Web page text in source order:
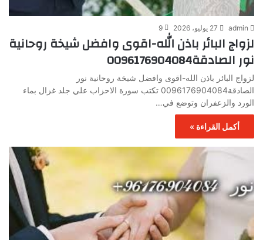
admin 27 يوليو، 2026 9
لزواج البائر باذن الله-اقوى وافضل شيخة روحانية
نور الصادقة0096176904084
لزواج البائر باذن الله-اقوى وافضل شيخة روحانية نور
الصادقة0096176904084 تكتب سورة الاحزاب علي جلد غزال بماء
الورد والزعفران وتوضع في…
أكمل القراءة »